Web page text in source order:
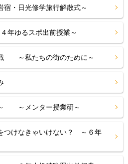
・日光修学旅行解散式～
ゆるスポ出前授業～
～私たちの街のために～
～メンター授業研～
つけなきゃいけない？ ～６年